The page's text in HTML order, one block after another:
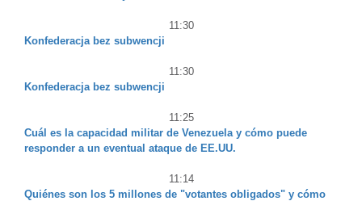
11:30
Konfederacja bez subwencji
11:30
Konfederacja bez subwencji
11:25
Cuál es la capacidad militar de Venezuela y cómo puede
responder a un eventual ataque de EE.UU.
11:14
Quiénes son los 5 millones de "votantes obligados" y cómo